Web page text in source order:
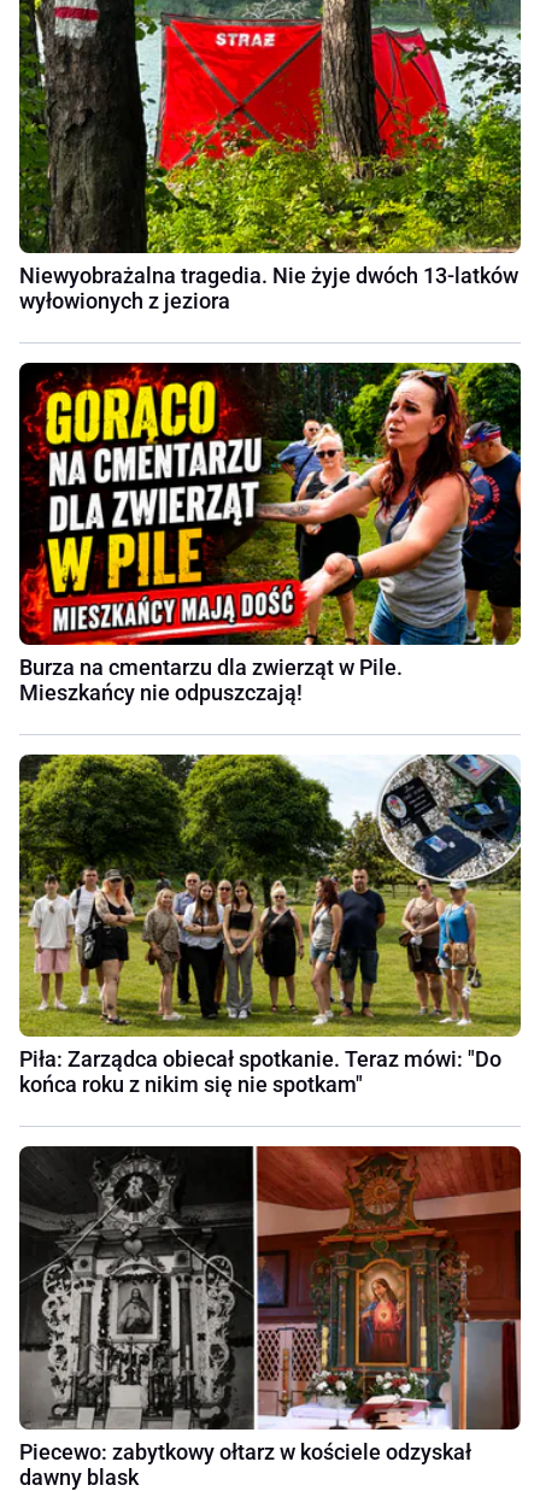
Niewyobrażalna tragedia. Nie żyje dwóch 13-latków
wyłowionych z jeziora
Burza na cmentarzu dla zwierząt w Pile.
Mieszkańcy nie odpuszczają!
Piła: Zarządca obiecał spotkanie. Teraz mówi: "Do
końca roku z nikim się nie spotkam"
Piecewo: zabytkowy ołtarz w kościele odzyskał
dawny blask